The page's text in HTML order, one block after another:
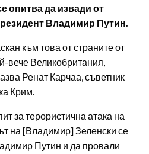
опитва да извади от
Владимир Путин.
към това от страните от
вече Великобритания,
Ренат Карчаа, съветник
Крим.
за терористична атака на
на [Владимир] Зеленски се
Путин и да провали